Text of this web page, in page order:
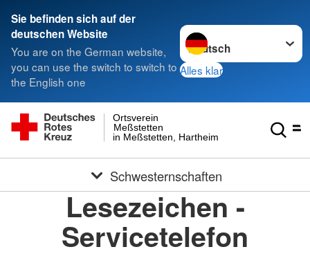
Sie befinden sich auf der
deutschen Website
You are on the German website,
you can use the switch to switch to
the English one
Sprache wechseln zu
Alles klar
in Meßstetten, Hartheim und Heinstetten
Meßstetten
Ortsverein
Schwesternschaften
Lesezeichen -
Servicetelefon